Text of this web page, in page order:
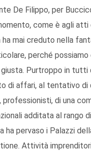
De Filippo, per
come è agli
ha mai creduto nella
perché
Purtroppo in
di affari, al tentativo di
di una
additata al rango
ha pervaso i Palazzi
Attività